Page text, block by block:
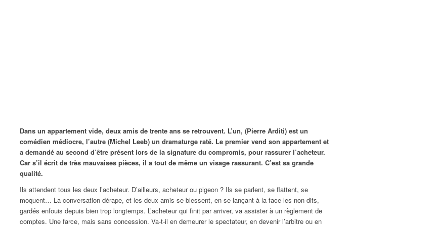
Dans un appartement vide, deux amis de trente ans se retrouvent. L’un, (Pierre Arditi) est un
comédien médiocre, l’autre (Michel Leeb) un dramaturge raté. Le premier vend son appartement et
a demandé au second d’être présent lors de la signature du compromis, pour rassurer l’acheteur.
Car s’il écrit de très mauvaises pièces, il a tout de même un visage rassurant. C’est sa grande
qualité.
Ils attendent tous les deux l’acheteur. D’ailleurs, acheteur ou pigeon ? Ils se parlent, se flattent, se
moquent… La conversation dérape, et les deux amis se blessent, en se lançant à la face les non-dits,
gardés enfouis depuis bien trop longtemps. L’acheteur qui finit par arriver, va assister à un règlement de
comptes. Une farce, mais sans concession. Va-t-il en demeurer le spectateur, en devenir l’arbitre ou en
Samedi
01 02